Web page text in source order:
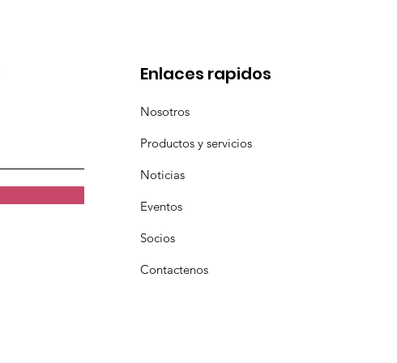
Enlaces rapidos
Nosotros
Productos y servicios
Noticias
Eventos
Socios
Contactenos